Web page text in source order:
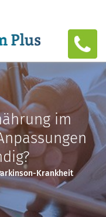
im
Krankheit